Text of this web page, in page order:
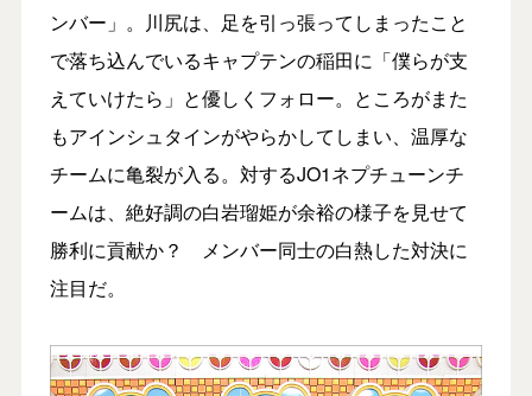
ンバー」。川尻は、足を引っ張ってしまったこと
で落ち込んでいるキャプテンの稲田に「僕らが支
えていけたら」と優しくフォロー。ところがまた
もアインシュタインがやらかしてしまい、温厚な
チームに亀裂が入る。対するJO1ネプチューンチ
ームは、絶好調の白岩瑠姫が余裕の様子を見せて
勝利に貢献か？ メンバー同士の白熱した対決に
注目だ。